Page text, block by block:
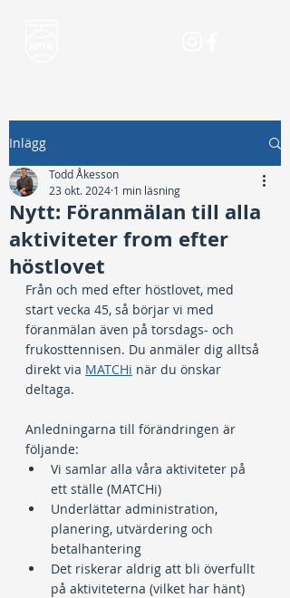
Inlägg
Nytt: Föranmälan till alla
aktiviteter from efter
höstlovet
Todd Åkesson
23 okt. 2024 1 min läsning
Från och med efter höstlovet, med
start vecka 45, så börjar vi med
föranmälan även på torsdags- och
frukosttennisen. Du anmäler dig alltså
direkt via MATCHi när du önskar
deltaga.
Anledningarna till förändringen är
följande:
Vi samlar alla våra aktiviteter på
ett ställe (MATCHi)
Underlättar administration,
planering, utvärdering och
betalhantering
Det riskerar aldrig att bli överfullt
på aktiviteterna (vilket har hänt)